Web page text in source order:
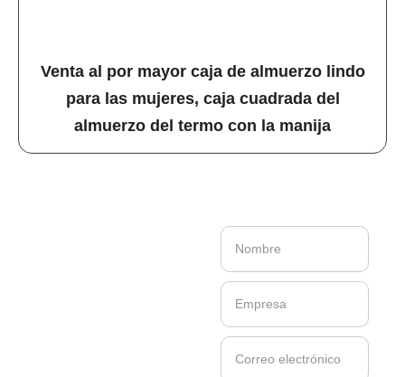
Venta al por mayor caja de almuerzo lindo
para las mujeres, caja cuadrada del
almuerzo del termo con la manija